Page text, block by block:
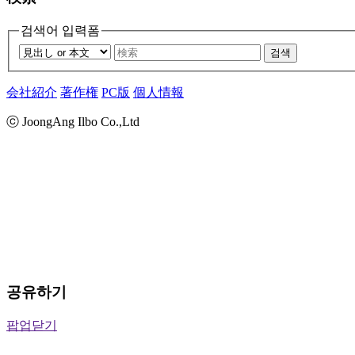
검색어 입력폼
검색
会社紹介 著作権 PC版 個人情報
ⓒ JoongAng Ilbo Co.,Ltd
공유하기
팝업닫기